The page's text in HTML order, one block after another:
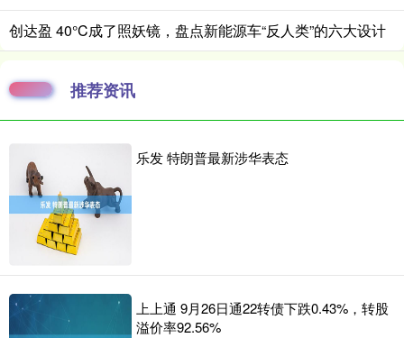
创达盈 40°C成了照妖镜，盘点新能源车“反人类”的六大设计
推荐资讯
乐发 特朗普最新涉华表态
上上通 9月26日通22转债下跌0.43%，转股
溢价率92.56%